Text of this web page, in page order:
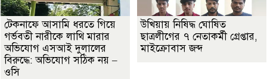
টেকনাফে আসামি ধরতে গিয়ে
গর্ভবতী নারীকে লাথি মারার
অভিযোগ এসআই দুলালের
বিরুদ্ধে: অভিযোগ সঠিক নয় –
ওসি
উখিয়ায় নিষিদ্ধ ঘোষিত
ছাত্রলীগের ৭ নেতাকর্মী গ্রেপ্তার,
মাইক্রোবাস জব্দ